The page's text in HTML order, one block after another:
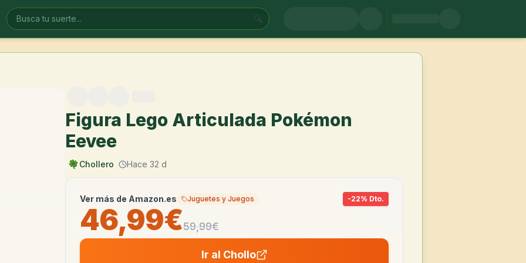
🔍
Figura Lego Articulada Pokémon
Eevee
Chollero Hace 32 d
Ver más de Amazon.es Juguetes y Juegos -22% Dto.
46,99€59,99€
Ir al Chollo